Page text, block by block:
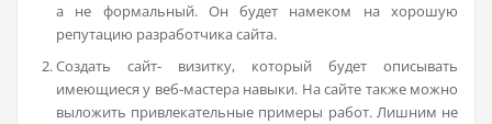
а не формальный. Он будет намеком на хорошую
репутацию разработчика сайта.
Создать сайт- визитку, который будет описывать
имеющиеся у веб-мастера навыки. На сайте также можно
выложить привлекательные примеры работ. Лишним не